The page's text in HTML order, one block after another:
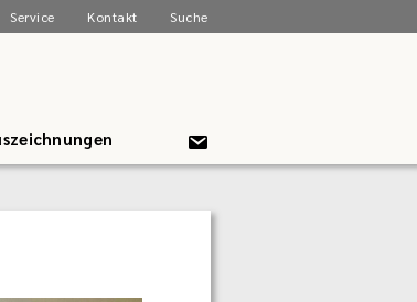
Service Kontakt Suche